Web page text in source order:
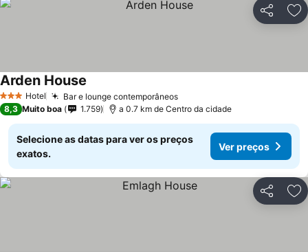
Partilhar
3 EstrelasHotel Bar e lounge contemporâneos
Arden House
8,3 Muito boa 1.759 a 0.7 km de Centro da cidade
Selecione as datas para ver os preços
exatos.
Ver preços
Partilhar